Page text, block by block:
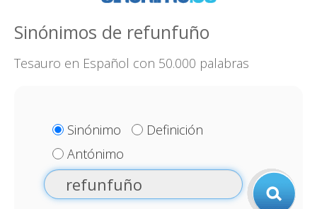
Sinónimos de refunfuño
Tesauro en Español con 50.000 palabras
Sinónimo
Definición
Antónimo